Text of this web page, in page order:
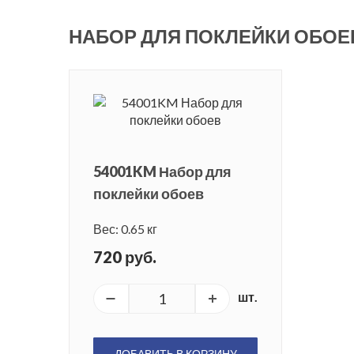
НАБОР ДЛЯ ПОКЛЕЙКИ
54001KM Набор для
поклейки обоев
Вес: 0.65 кг
720 руб.
шт.